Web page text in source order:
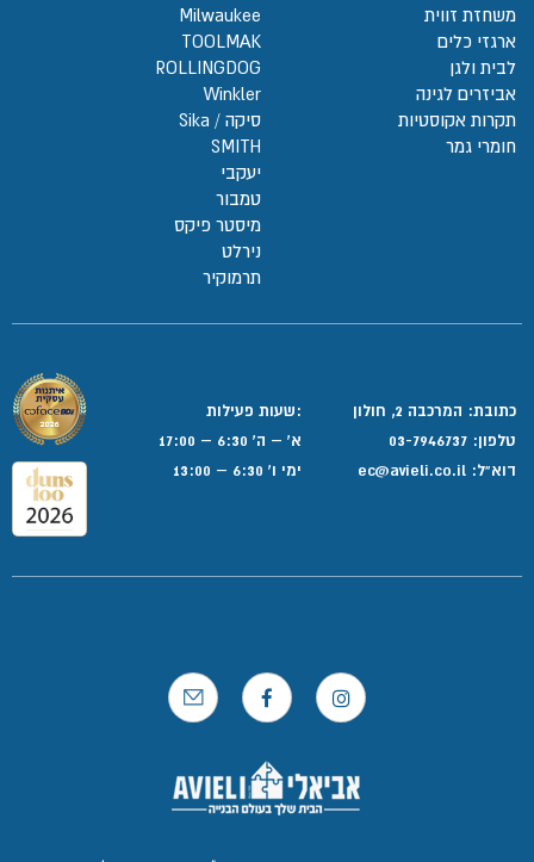
משחזת זווית
ארגזי כלים
לבית ולגן
אביזרים לגינה
תקרות אקוסטיות
חומרי גמר
Milwaukee
TOOLMAK
ROLLINGDOG
Winkler
סיקה / Sika
SMITH
יעקבי
טמבור
מיסטר פיקס
נירלט
תרמוקיר
כתובת: המרכבה 2, חולון
טלפון: 03-7946737
דוא”ל:
:שעות פעילות
א' – ה' 6:30 – 17:00
ימי ו' 6:30 – 13:00